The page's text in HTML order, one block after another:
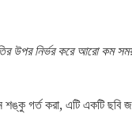
উপর নির্ভর করে আরো কম
গর্ত করা, এটি একটি ছবি